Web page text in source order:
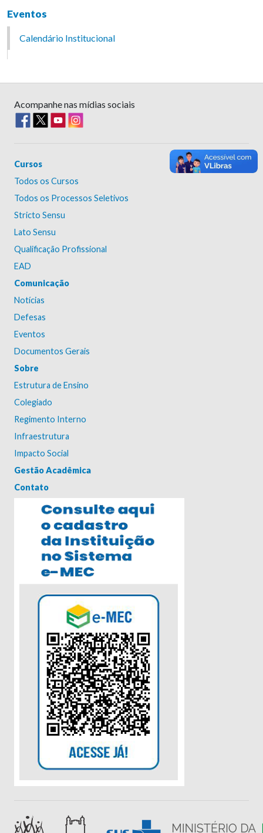
Eventos
Calendário Institucional
Acompanhe nas mídias sociais
Cursos
Todos os Cursos
Todos os Processos Seletivos
Stricto Sensu
Lato Sensu
Qualificação Profissional
EAD
Comunicação
Notícias
Defesas
Eventos
Documentos Gerais
Sobre
Estrutura de Ensino
Colegiado
Regimento Interno
Infraestrutura
Impacto Social
Gestão Acadêmica
Contato